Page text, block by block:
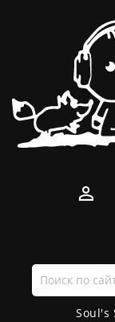
Поиск
по
сайту
Soul's